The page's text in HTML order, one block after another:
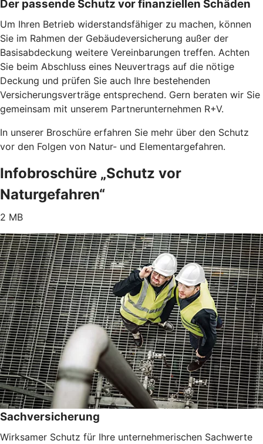
Der passende Schutz vor finanziellen Schäden
Um Ihren Betrieb widerstandsfähiger zu machen, können
Sie im Rahmen der Gebäudeversicherung außer der
Basisabdeckung weitere Vereinbarungen treffen. Achten
Sie beim Abschluss eines Neuvertrags auf die nötige
Deckung und prüfen Sie auch Ihre bestehenden
Versicherungsverträge entsprechend. Gern beraten wir Sie
gemeinsam mit unserem Partnerunternehmen R+V.
In unserer Broschüre erfahren Sie mehr über den Schutz
vor den Folgen von Natur- und Elementargefahren.
Infobroschüre „Schutz vor
Naturgefahren“
2 MB
Sachversicherung
Wirksamer Schutz für Ihre unternehmerischen Sachwerte